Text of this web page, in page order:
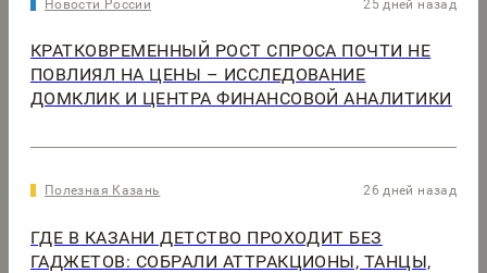
Новости России 25 дней назад
КРАТКОВРЕМЕННЫЙ РОСТ СПРОСА ПОЧТИ НЕ
ПОВЛИЯЛ НА ЦЕНЫ – ИССЛЕДОВАНИЕ
ДОМКЛИК И ЦЕНТРА ФИНАНСОВОЙ АНАЛИТИКИ
Полезная Казань 26 дней назад
ГДЕ В КАЗАНИ ДЕТСТВО ПРОХОДИТ БЕЗ
ГАДЖЕТОВ: СОБРАЛИ АТТРАКЦИОНЫ, ТАНЦЫ,